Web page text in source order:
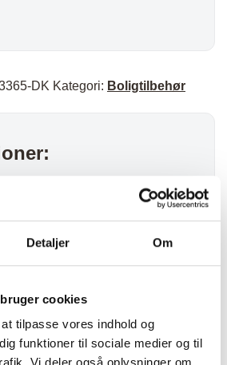
Detaljer Om
cookies
tilpasse vores indhold og
funktioner til sociale medier og til
DK Kategori: Boligtilbehør
Ina Vægdekoration –
Nej
Beige